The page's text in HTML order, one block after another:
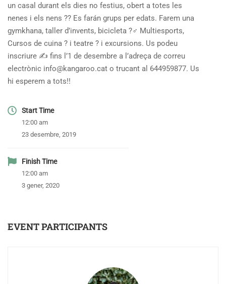
un casal durant els dies no festius, obert a totes les
nenes i els nens ?? Es farán grups per edats. Farem una
gymkhana, taller d’invents, bicicleta ?‍♂️ Multiesports,
Cursos de cuina ? i teatre ? i excursions. Us podeu
inscriure ✍️ fins l’1 de desembre a l’adreça de correu
electrònic info@kangaroo.cat o trucant al 644959877. Us
hi esperem a tots!!
Start Time
12:00 am
23 desembre, 2019
Finish Time
12:00 am
3 gener, 2020
EVENT PARTICIPANTS